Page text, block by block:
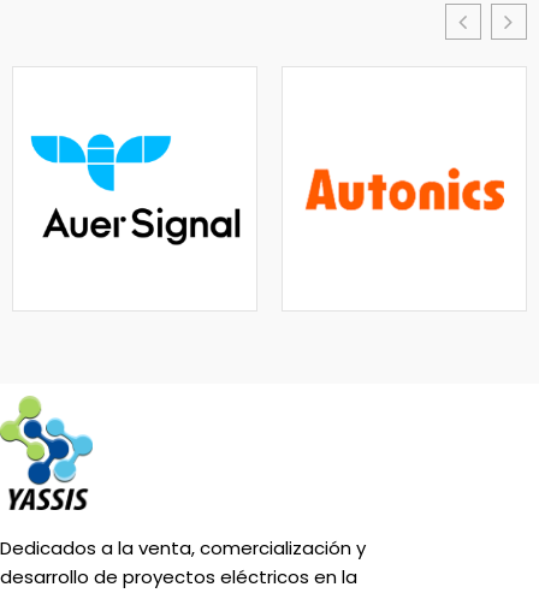
Dedicados a la venta, comercialización y
desarrollo de proyectos eléctricos en la